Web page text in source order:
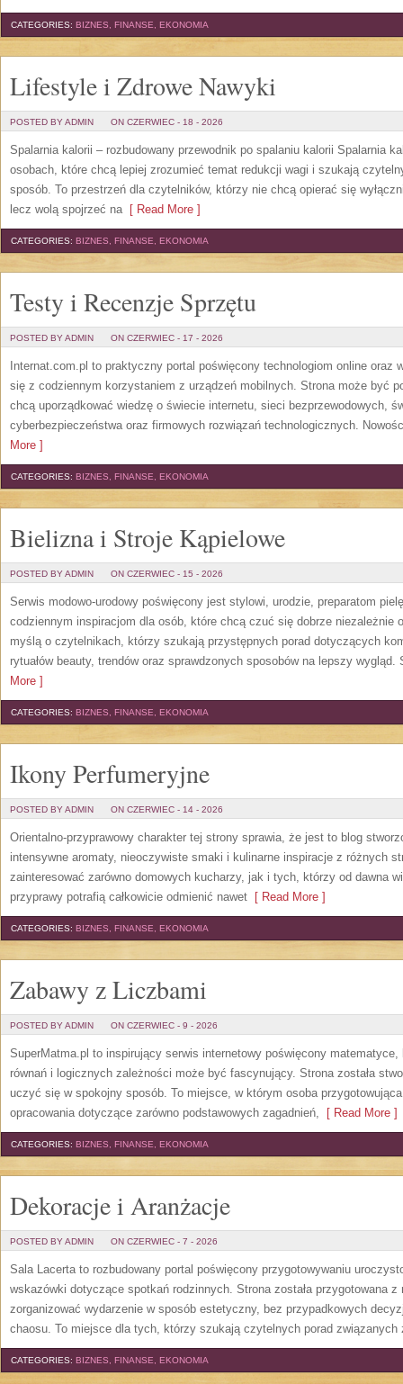
CATEGORIES: BIZNES, FINANSE, EKONOMIA
Lifestyle i Zdrowe Nawyki
POSTED BY ADMIN ON CZERWIEC - 18 - 2026
Spalarnia kalorii – rozbudowany przewodnik po spalaniu kalorii Spalarnia
osobach, które chcą lepiej zrozumieć temat redukcji wagi i szukają
sposób. To przestrzeń dla czytelników, którzy nie chcą opierać się
lecz wolą spojrzeć na[ Read More ]
CATEGORIES: BIZNES, FINANSE, EKONOMIA
Testy i Recenzje Sprzętu
POSTED BY ADMIN ON CZERWIEC - 17 - 2026
Internat.com.pl to praktyczny portal poświęcony technologiom online oraz
się z codziennym korzystaniem z urządzeń mobilnych. Strona może być
chcą uporządkować wiedzę o świecie internetu, sieci bezprzewodowych,
cyberbezpieczeństwa oraz firmowych rozwiązań technologicznych.
More ]
CATEGORIES: BIZNES, FINANSE, EKONOMIA
Bielizna i Stroje Kąpielowe
POSTED BY ADMIN ON CZERWIEC - 15 - 2026
Serwis modowo-urodowy poświęcony jest stylowi, urodzie, preparatom
codziennym inspiracjom dla osób, które chcą czuć się dobrze niezależnie
myślą o czytelnikach, którzy szukają przystępnych porad dotyczących
rytuałów beauty, trendów oraz sprawdzonych sposobów na lepszy wygląd.
More ]
CATEGORIES: BIZNES, FINANSE, EKONOMIA
Ikony Perfumeryjne
POSTED BY ADMIN ON CZERWIEC - 14 - 2026
Orientalno-przyprawowy charakter tej strony sprawia, że jest to blog
intensywne aromaty, nieoczywiste smaki i kulinarne inspiracje z różnych
zainteresować zarówno domowych kucharzy, jak i tych, którzy od dawna
przyprawy potrafią całkowicie odmienić nawet [ Read More ]
CATEGORIES: BIZNES, FINANSE, EKONOMIA
Zabawy z Liczbami
POSTED BY ADMIN ON CZERWIEC - 9 - 2026
SuperMatma.pl to inspirujący serwis internetowy poświęcony
równań i logicznych zależności może być fascynujący. Strona została
uczyć się w spokojny sposób. To miejsce, w którym osoba
opracowania dotyczące zarówno podstawowych zagadnień, [ Read More ]
CATEGORIES: BIZNES, FINANSE, EKONOMIA
Dekoracje i Aranżacje
POSTED BY ADMIN ON CZERWIEC - 7 - 2026
Sala Lacerta to rozbudowany portal poświęcony przygotowywaniu
wskazówki dotyczące spotkań rodzinnych. Strona została przygotowana
zorganizować wydarzenie w sposób estetyczny, bez przypadkowych
chaosu. To miejsce dla tych, którzy szukają czytelnych porad związanych
CATEGORIES: BIZNES, FINANSE, EKONOMIA